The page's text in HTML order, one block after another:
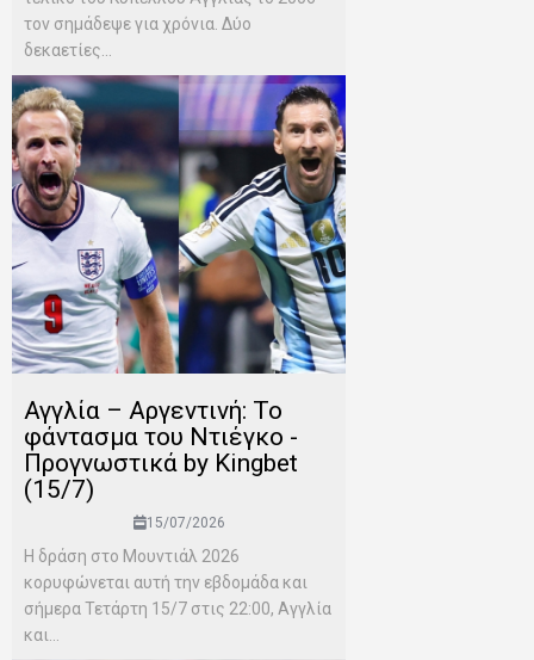
τον σημάδεψε για χρόνια. Δύο
δεκαετίες...
Αγγλία – Αργεντινή: Το
φάντασμα του Ντιέγκο -
Προγνωστικά by Kingbet
(15/7)
15/07/2026
Η δράση στο Μουντιάλ 2026
κορυφώνεται αυτή την εβδομάδα και
σήμερα Τετάρτη 15/7 στις 22:00, Αγγλία
και...